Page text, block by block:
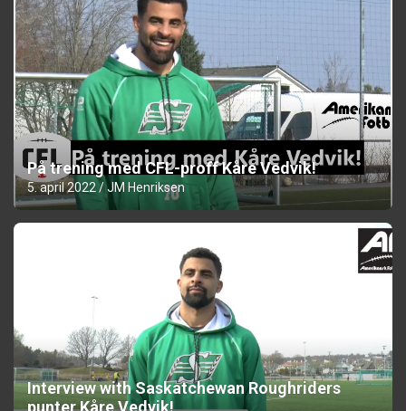
På trening med CFL-proff Kåre Vedvik!
5. april 2022 JM Henriksen
Interview with Saskatchewan Roughriders